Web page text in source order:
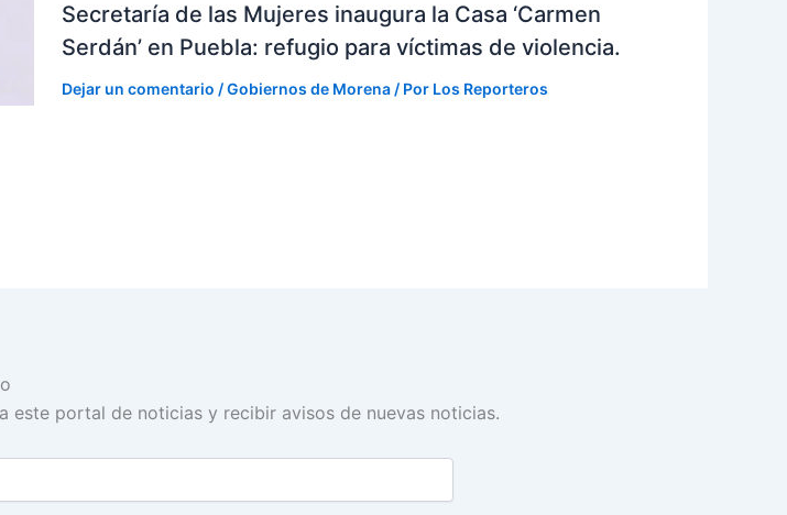
Secretaría de las Mujeres inaugura la Casa ‘Carmen
Serdán’ en Puebla: refugio para víctimas de violencia.
Dejar un comentario /Gobiernos de Morena/ Por Los Reporteros
portal de noticias y recibir avisos de nuevas noticias.